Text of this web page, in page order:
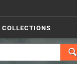
COLLECTIONS